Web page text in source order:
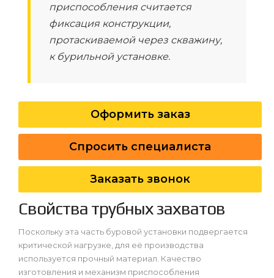
приспособления считается
фиксация конструкции,
протаскиваемой через скважину,
к бурильной установке.
Оформить заказ
Спросить специалиста
Заказать звонок
Свойства трубных захватов
Поскольку эта часть буровой установки подвергается
критической нагрузке, для её производства
используется прочный материал. Качество
изготовления и механизм приспособления